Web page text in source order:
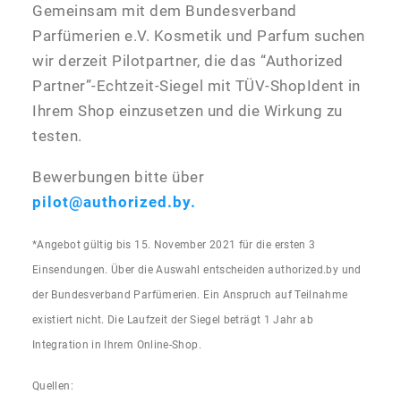
Gemeinsam mit dem Bundesverband
Parfümerien e.V. Kosmetik und Parfum suchen
wir derzeit Pilotpartner, die das “Authorized
Partner”-Echtzeit-Siegel mit TÜV-ShopIdent in
Ihrem Shop einzusetzen und die Wirkung zu
testen.
Bewerbungen bitte über
pilot@authorized.by.
*Angebot gültig bis 15. November 2021 für die ersten 3
Einsendungen. Über die Auswahl entscheiden authorized.by und
der Bundesverband Parfümerien. Ein Anspruch auf Teilnahme
existiert nicht. Die Laufzeit der Siegel beträgt 1 Jahr ab
Integration in Ihrem Online-Shop.
Quellen: